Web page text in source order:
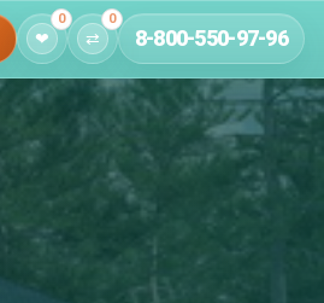
❤
0
⇄
0
8-800-550-97-96